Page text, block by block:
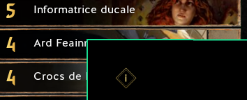
5 Informatrice ducale
4 Ard Feainn : tortue x2
4 Crocs de l'empire